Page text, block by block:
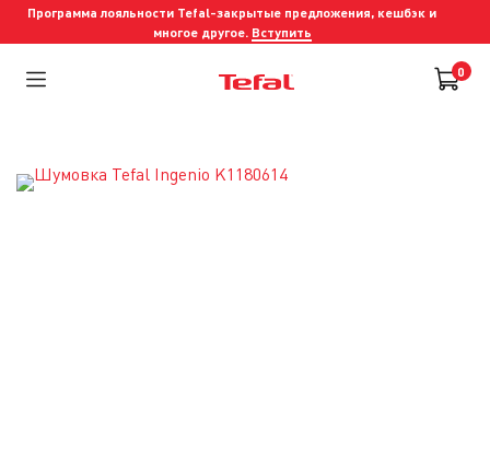
Программа лояльности Tefal-закрытые предложения, кешбэк и
многое другое. Вступить
0